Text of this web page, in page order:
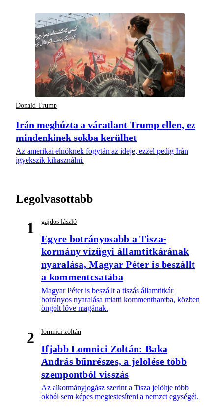
Donald Trump
Irán meghúzta a váratlant Trump ellen, ez
mindenkinek sokba kerülhet
Az amerikai elnöknek fogytán az ideje, ezzel pedig Irán
igyekszik kihasználni.
Legolvasottabb
1 gajdos lászló
Egyre botrányosabb a Tisza-
kormány vízügyi államtitkárának
nyaralása, Magyar Péter is beszállt
a kommentcsatába
Magyar Péter is beszállt a tiszás államtitkár
botrányos nyaralása miatti kommentharcba, közben
öngólt lőve magának.
2 lomnici zoltán
Ifjabb Lomnici Zoltán: Baka
András bűnrészes, a jelölése több
szempontból visszás
Az alkotmányjogász szerint a Tisza jelöltje több
okból sem képes megtestesíteni a nemzet egységét.